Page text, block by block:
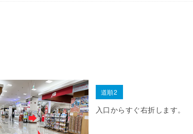
道順2
入口からすぐ右折します。